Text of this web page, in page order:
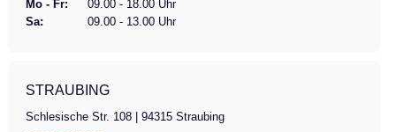
Mo - Fr:
09.00 - 18.00 Uhr
Sa:
09.00 - 13.00 Uhr
STRAUBING
Schlesische Str. 108 | 94315 Straubing